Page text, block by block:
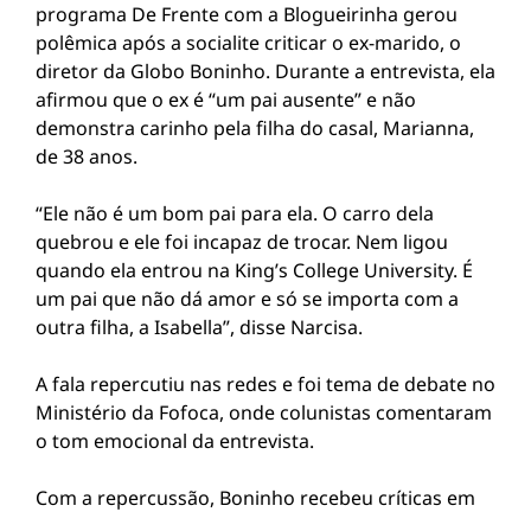
programa De Frente com a Blogueirinha gerou
polêmica após a socialite criticar o ex-marido, o
diretor da Globo Boninho. Durante a entrevista, ela
afirmou que o ex é “um pai ausente” e não
demonstra carinho pela filha do casal, Marianna,
de 38 anos.
“Ele não é um bom pai para ela. O carro dela
quebrou e ele foi incapaz de trocar. Nem ligou
quando ela entrou na King’s College University. É
um pai que não dá amor e só se importa com a
outra filha, a Isabella”, disse Narcisa.
A fala repercutiu nas redes e foi tema de debate no
Ministério da Fofoca, onde colunistas comentaram
o tom emocional da entrevista.
Com a repercussão, Boninho recebeu críticas em